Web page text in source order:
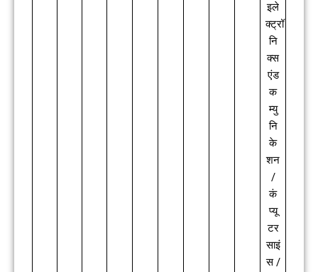
इले
क्ट्रॉ
नि
क्स
एंड
क
म्यु
नि
के
शन
/
कं
प्यू
टर
साइं
स /